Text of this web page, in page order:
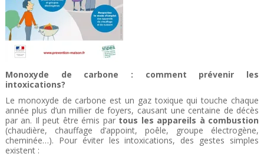
Monoxyde de carbone : comment prévenir les
intoxications?
Le monoxyde de carbone est un gaz toxique qui touche chaque
année plus d’un millier de foyers, causant une centaine de décès
par an. Il peut être émis par tous les appareils à combustion
(chaudière, chauffage d’appoint, poêle, groupe électrogène,
cheminée…). Pour éviter les intoxications, des gestes simples
existent :